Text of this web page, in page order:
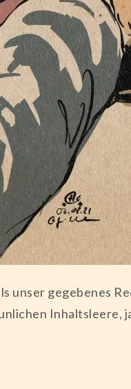
unser gegebenes
Inhaltsleere,